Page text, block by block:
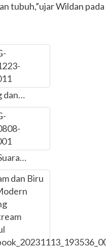
tubuh,”ujar Wildan
dan…